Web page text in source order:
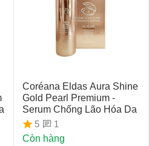
Coréana Eldas Aura Shine
Gold Pearl Premium -
Serum Chống Lão Hóa Da
5
1
Còn hàng